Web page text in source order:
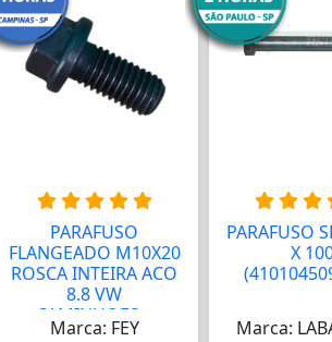
PARAFUSO
FLANGEADO M10X20
ROSCA INTEIRA ACO
8.8 VW
CAMINHOES...
Marca: FEY
PARAFUSO
X
Marca: